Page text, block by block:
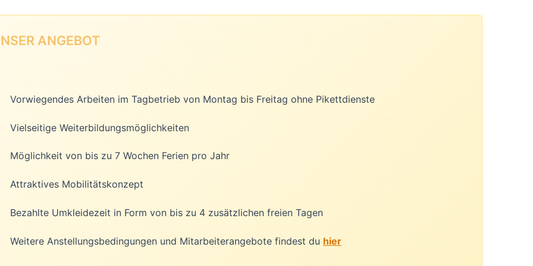
ANGEBOT
Vorwiegendes Arbeiten im Tagbetrieb von Montag bis Freitag ohne Pikettdienste
Vielseitige Weiterbildungsmöglichkeiten
Möglichkeit von bis zu 7 Wochen Ferien pro Jahr
Attraktives Mobilitätskonzept
Bezahlte Umkleidezeit in Form von bis zu 4 zusätzlichen freien Tagen
Weitere Anstellungsbedingungen und Mitarbeiterangebote findest du hier